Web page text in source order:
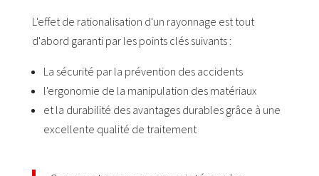
L'effet de rationalisation d'un rayonnage est tout
d'abord garanti par les points clés suivants :
La sécurité par la prévention des accidents
l'ergonomie de la manipulation des matériaux
et la durabilité des avantages durables grâce à une
excellente qualité de traitement